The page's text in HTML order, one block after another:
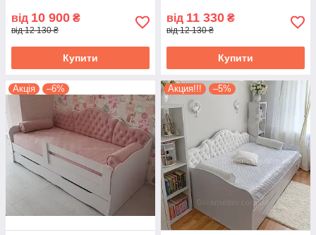
від 10 900 ₴
від 12 130 ₴
Купити
від 11 330 ₴
від 12 130 ₴
Купити
Акція –6% Акция!!! –5%